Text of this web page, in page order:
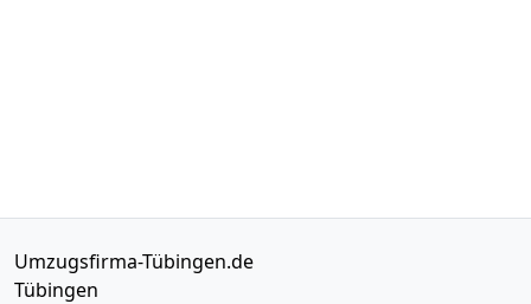
Umzugsfirma-Tübingen.de
Tübingen